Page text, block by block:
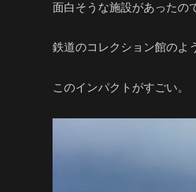
面白そうな施設があったの
鉄道のコレクション館のよ
このインパクトがすごい。